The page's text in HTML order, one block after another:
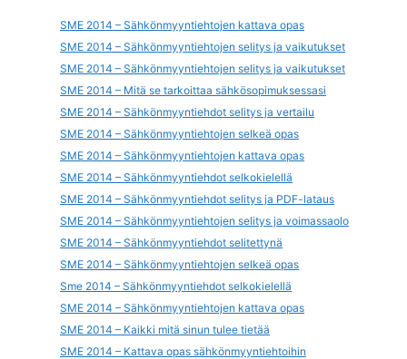
SME 2014 – Sähkönmyyntiehtojen kattava opas
SME 2014 – Sähkönmyyntiehtojen selitys ja vaikutukset
SME 2014 – Sähkönmyyntiehtojen selitys ja vaikutukset
SME 2014 – Mitä se tarkoittaa sähkösopimuksessasi
SME 2014 – Sähkönmyyntiehdot selitys ja vertailu
SME 2014 – Sähkönmyyntiehtojen selkeä opas
SME 2014 – Sähkönmyyntiehtojen kattava opas
SME 2014 – Sähkönmyyntiehdot selkokielellä
SME 2014 – Sähkönmyyntiehdot selitys ja PDF-lataus
SME 2014 – Sähkönmyyntiehtojen selitys ja voimassaolo
SME 2014 – Sähkönmyyntiehdot selitettynä
SME 2014 – Sähkönmyyntiehtojen selkeä opas
Sme 2014 – Sähkönmyyntiehdot selkokielellä
SME 2014 – Sähkönmyyntiehtojen kattava opas
SME 2014 – Kaikki mitä sinun tulee tietää
SME 2014 – Kattava opas sähkönmyyntiehtoihin